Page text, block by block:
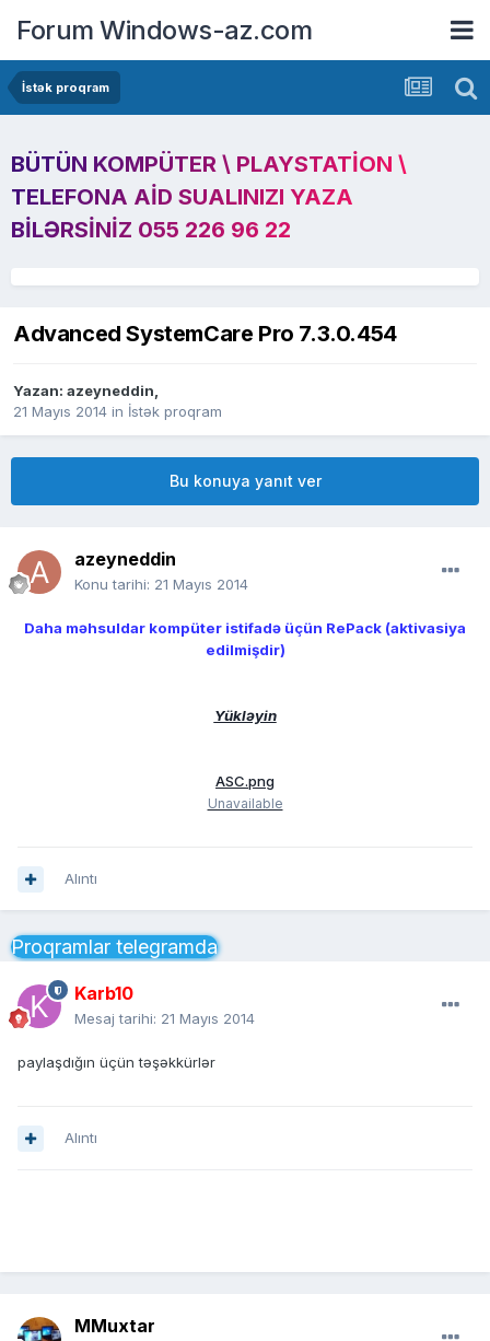
Forum Windows-az.com
İstək proqram
BÜTÜN KOMPÜTER \ PLAYSTATION \
TELEFONA AID SUALINIZI YAZA
BILƏRSINIZ 055 226 96 22
Advanced SystemCare Pro 7.3.0.454
Yazan: azeyneddin,
21 Mayıs 2014 in İstək proqram
Bu konuya yanıt ver
azeyneddin
Konu tarihi: 21 Mayıs 2014
Daha məhsuldar kompüter istifadə üçün RePack (aktivasiya
edilmişdir)
Yükləyin
ASC.png
Unavailable
Alıntı
Proqramlar telegramda
Karb10
Mesaj tarihi: 21 Mayıs 2014
paylaşdığın üçün təşəkkürlər
Alıntı
MMuxtar